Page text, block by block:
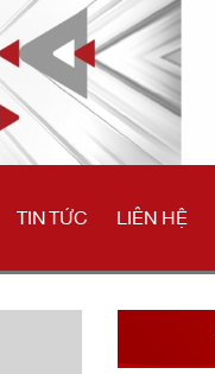
TIN TỨC LIÊN HỆ